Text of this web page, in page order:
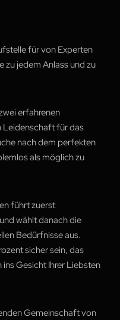
für von Experten
zu jedem Anlass und zu
erfahrenen
Leidenschaft für das
nach dem perfekten
als möglich zu
führt zuerst
wählt danach die
Bedürfnisse aus.
sicher sein, das
Gesicht Ihrer Liebsten
Gemeinschaft von